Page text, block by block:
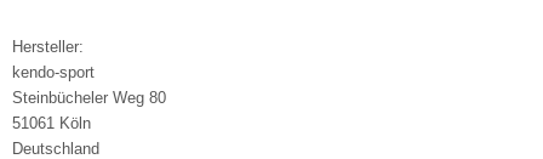
Hersteller:
kendo-sport
Steinbücheler Weg 80
51061 Köln
Deutschland